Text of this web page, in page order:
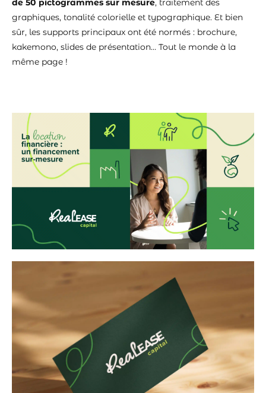
de 50 pictogrammes sur mesure, traitement des
graphiques, tonalité colorielle et typographique. Et bien
sûr, les supports principaux ont été normés : brochure,
kakemono, slides de présentation… Tout le monde à la
même page !